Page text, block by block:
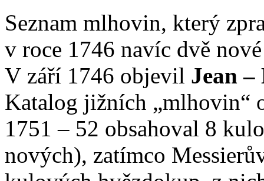
Seznam mlhovin, který
v roce 1746 navíc dvě
V září 1746 objevil Jean
Katalog jižních „mlhovin“
1751 – 52 obsahoval 8
nových), zatímco